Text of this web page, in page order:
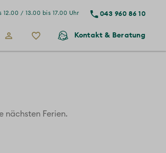
043 960 86 10
/ 13.00 bis 17.00 Uhr
Kontakt & Beratung
nächsten Ferien.